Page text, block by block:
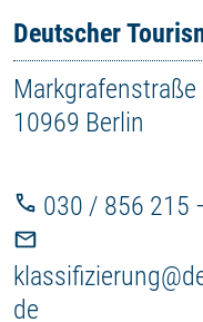
Deutscher
Markgrafenstraße
10969 Berlin
030 / 856 215
de